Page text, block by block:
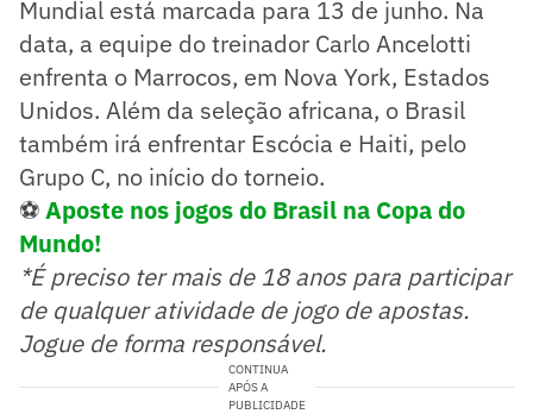
Mundial está marcada para 13 de junho. Na
data, a equipe do treinador Carlo Ancelotti
enfrenta o Marrocos, em Nova York, Estados
Unidos. Além da seleção africana, o Brasil
também irá enfrentar Escócia e Haiti, pelo
Grupo C, no início do torneio.
⚽Aposte nos jogos do Brasil na Copa do
Mundo!
*É preciso ter mais de 18 anos para participar
de qualquer atividade de jogo de apostas.
Jogue de forma responsável.
CONTINUA
APÓS A
PUBLICIDADE